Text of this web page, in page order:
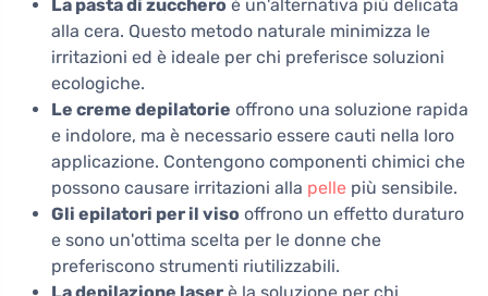
La pasta di zucchero è un'alternativa più delicata
alla cera. Questo metodo naturale minimizza le
irritazioni ed è ideale per chi preferisce soluzioni
ecologiche.
Le creme depilatorie offrono una soluzione rapida
e indolore, ma è necessario essere cauti nella loro
applicazione. Contengono componenti chimici che
possono causare irritazioni alla pelle più sensibile.
Gli epilatori per il viso offrono un effetto duraturo
e sono un'ottima scelta per le donne che
preferiscono strumenti riutilizzabili.